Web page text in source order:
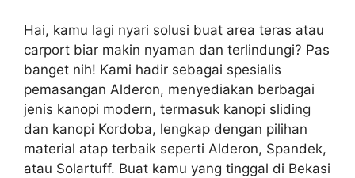
Hai, kamu lagi nyari solusi buat area teras atau
carport biar makin nyaman dan terlindungi? Pas
banget nih! Kami hadir sebagai spesialis
pemasangan Alderon, menyediakan berbagai
jenis kanopi modern, termasuk kanopi sliding
dan kanopi Kordoba, lengkap dengan pilihan
material atap terbaik seperti Alderon, Spandek,
atau Solartuff. Buat kamu yang tinggal di Bekasi